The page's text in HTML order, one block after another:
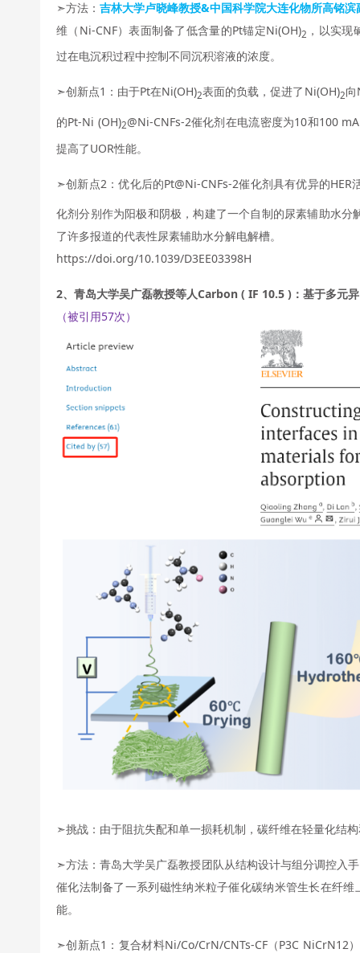
➣方法： 吉林大学卢晓峰教授&中国科学院大连化物所高铭滨
维（Ni-CNF）表面制备了低含量的Pt锚定Ni(OH)2 ，以实
过在电沉积过程中控制不同沉积溶液的浓度。
➣创新点1：由于Pt在Ni(OH)2表面的负载，促进了Ni(OH)2
的Pt-Ni (OH)2@Ni-CNFs-2催化剂在电流密度为10和100
提高了UOR性能。
➣创新点2：优化后的Pt@Ni-CNFs-2催化剂具有优异的HER
化剂分别作为阳极和阴极，构建了一个自制的尿素辅助水
了许多报道的代表性尿素辅助水分解电解槽。
https://doi.org/10.1039/D3EE03398H
2、青岛大学吴广磊教授等人Carbon ( IF 10.5 )：基于多元
（被引用57次）
➣挑战：由于阻抗失配和单一损耗机制，碳纤维在轻量化结
➣方法：青岛大学吴广磊教授团队从结构设计与组分调控入
催化法制备了一系列磁性纳米粒子催化碳纳米管生长在纤
能。
➣创新点1：复合材料Ni/Co/CrN/CNTs-CF（P3C NiCrN12